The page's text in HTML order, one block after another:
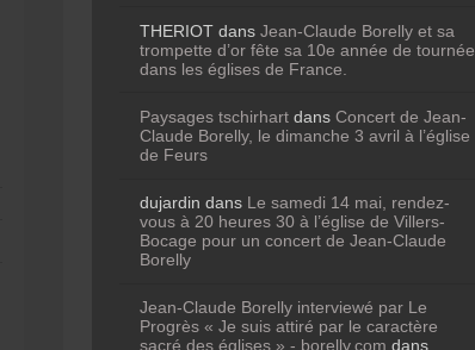
THERIOT dansJean-Claude Borelly et sa
trompette d’or fête sa 10e année de tournée
dans les églises de France.
Paysages tschirhart dansConcert de Jean-
Claude Borelly, le dimanche 3 avril à l’église
de Feurs
dujardin dans Le samedi 14 mai, rendez-
vous à 20 heures 30 à l’église de Villers-
Bocage pour un concert de Jean-Claude
Borelly
Jean-Claude Borelly interviewé par Le
Progrès « Je suis attiré par le caractère
sacré des églises » - borelly.com dans